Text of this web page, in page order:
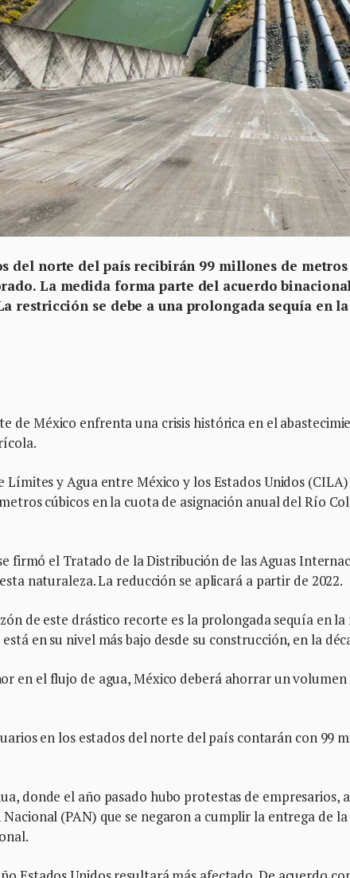
del norte del país recibirán 99 millones de metros
La medida forma parte del acuerdo
restricción se debe a una prolongada sequía en
de México enfrenta una crisis histórica en el
y Agua entre México y los Estados Unidos
cúbicos en la cuota de asignación anual del Río
firmó el Tratado de la Distribución de las Aguas
naturaleza. La reducción se aplicará a partir de 2022.
de este drástico recorte es la prolongada sequía en la
en su nivel más bajo desde su construcción, en la
en el flujo de agua, México deberá ahorrar un volumen
en los estados del norte del país contarán con 99
donde el año pasado hubo protestas de empresarios,
(PAN) que se negaron a cumplir la entrega de